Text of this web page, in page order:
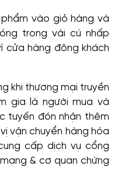
phẩm vào giỏ hàng và
trong vài cú nhấp
cửa hàng đông khách
khi thương mại truyền
gia là người mua và
tuyến đón nhận thêm
vận chuyển hàng hóa
cấp dịch vụ cổng
& cơ quan chứng